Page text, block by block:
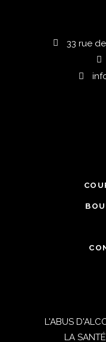
33 rue
L'ABUS
LA